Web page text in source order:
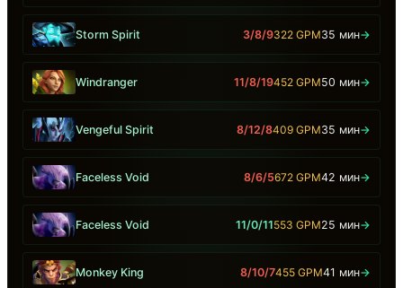
Storm Spirit 3/8/9322 GPM35 мин→
Windranger 11/8/19452 GPM50 мин→
Vengeful Spirit 8/12/8409 GPM35 мин→
Faceless Void 8/6/5672 GPM42 мин→
Faceless Void 11/0/11553 GPM25 мин→
Monkey King 8/10/7455 GPM41 мин→